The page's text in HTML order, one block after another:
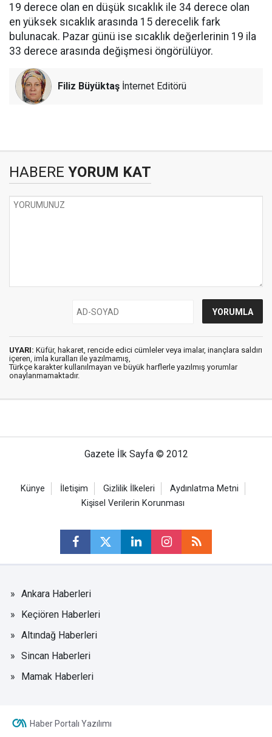
19 derece olan en düşük sıcaklık ile 34 derece olan
en yüksek sıcaklık arasında 15 derecelik fark
bulunacak. Pazar günü ise sıcaklık değerlerinin 19 ila
33 derece arasında değişmesi öngörülüyor.
Filiz Büyüktaş İnternet Editörü
HABERE YORUM KAT
UYARI: Küfür, hakaret, rencide edici cümleler veya imalar, inançlara saldırı
içeren, imla kuralları ile yazılmamış,
Türkçe karakter kullanılmayan ve büyük harflerle yazılmış yorumlar
onaylanmamaktadır.
Gazete İlk Sayfa © 2012
Künye İletişim Gizlilik İlkeleri
Aydınlatma Metni
Kişisel Verilerin Korunması
Ankara Haberleri
Keçiören Haberleri
Altındağ Haberleri
Sincan Haberleri
Mamak Haberleri
Haber Portalı Yazılımı